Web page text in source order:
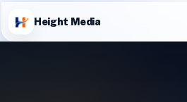
Height Media